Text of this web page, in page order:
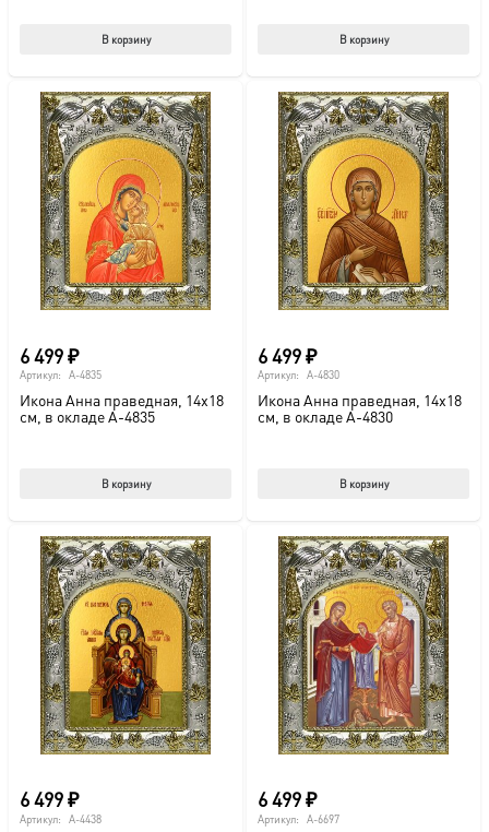
В корзину В корзину
6 499₽
Артикул: A-4835
Икона Анна праведная, 14х18
см, в окладе A-4835
В корзину
6 499₽
Артикул: A-4830
Икона Анна праведная, 14х18
см, в окладе A-4830
В корзину
6 499₽
Артикул: A-4438
6 499₽
Артикул: A-6697